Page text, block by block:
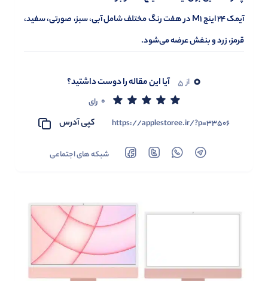
آیمک 24 اینچ M1 در هفت رنگ مختلف شامل آبی، سبز، صورتی، سفید،
قرمز، زرد و بنفش عرضه می‌شود.
0 از 5 آیا این مقاله را دوست داشتید؟
0 رای
https://applestoree.ir/?p=33506
کپی آدرس
شبکه های اجتماعی